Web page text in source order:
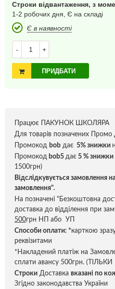
Строки відвантаження, з
1-2 робочих дня, Є на складі
Є в наявності
- +
ПРИДБАТИ
Працює ПАКУНОК ШКОЛЯРА
Для товарів позначених Промо
Промокод bob дає 5% знижки
Промокод bob5 дає 5 % знижки
1500грн)
Відслідкувується замовлення
замовлення".
На позначені "Безкоштовна
доставка до відділення при
500грн НП або УП
Способи оплати: *карткою
реквізитами
*Накладений платіж на
сплати авансу 500грн.
Строки Доставка вказані по
Згідно законодавства України